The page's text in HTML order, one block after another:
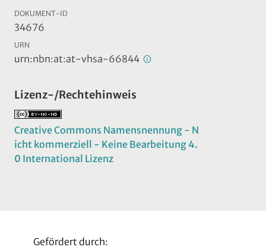
DOKUMENT-ID
34676
URN
urn:nbn:at:at-vhsa-66844
Lizenz-/Rechtehinweis
Creative Commons Namensnennung - N
icht kommerziell - Keine Bearbeitung 4.
0 International Lizenz
Gefördert durch: